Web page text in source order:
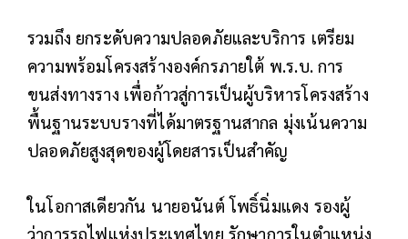
รวมถึง ยกระดับความปลอดภัยและบริการ เตรียม
ความพร้อมโครงสร้างองค์กรภายใต้ พ.ร.บ. การ
ขนส่งทางราง เพื่อก้าวสู่การเป็นผู้บริหารโครงสร้าง
พื้นฐานระบบรางที่ได้มาตรฐานสากล มุ่งเน้นความ
ปลอดภัยสูงสุดของผู้โดยสารเป็นสำคัญ
ในโอกาสเดียวกัน นายอนันต์ โพธิ์นิ่มแดง รองผู้
ว่าการรถไฟแห่งประเทศไทย รักษาการในตำแหน่ง